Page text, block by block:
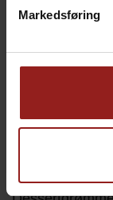
Markedsføring
Cemo Gourmet